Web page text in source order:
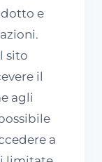
e
sito
il
agli
a